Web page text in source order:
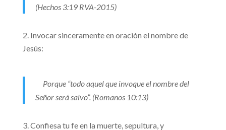
(Hechos 3:19 RVA-2015)
Invocar sinceramente en oración el nombre de
Jesús:
Porque “todo aquel que invoque el nombre del
Señor será salvo”. (Romanos 10:13)
Confiesa tu fe en la muerte, sepultura, y